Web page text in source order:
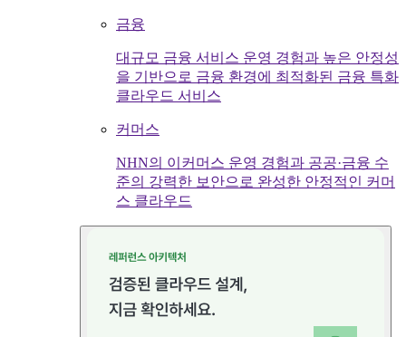
금융
대규모 금융 서비스 운영 경험과 높은 안정성
을 기반으로 금융 환경에 최적화된 금융 특화
클라우드 서비스
커머스
NHN의 이커머스 운영 경험과 공공·금융 수
준의 강력한 보안으로 완성한 안정적인 커머
스 클라우드